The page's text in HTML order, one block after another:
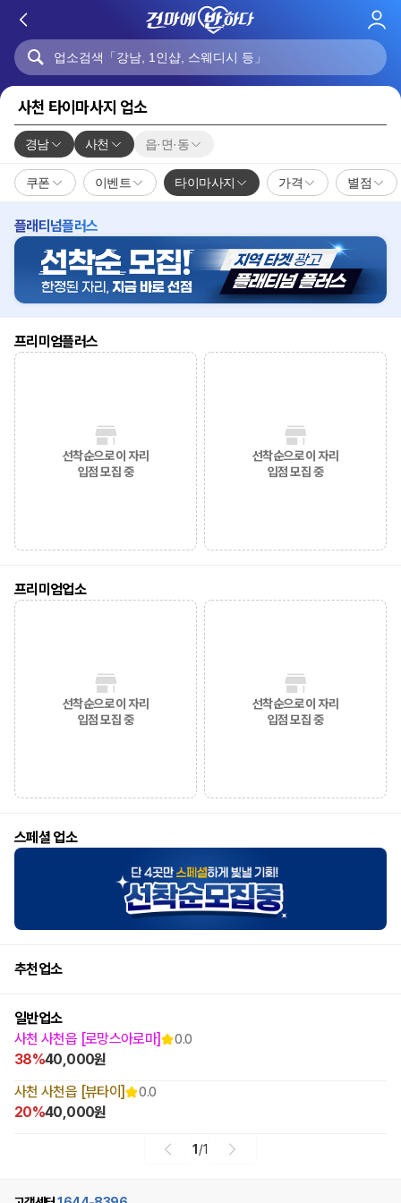
로
사천 타이마사지 업소
경남 사천 읍·면·동
쿠폰 이벤트 타이마사지 가격 별점
플래티넘플러스
프리미엄플러스
선착순으로 이 자리
입점 모집 중
선착순으로 이 자리
입점 모집 중
프리미엄업소
선착순으로 이 자리
입점 모집 중
선착순으로 이 자리
입점 모집 중
스페셜 업소
추천업소
일반업소
사천 사천읍 [로망스아로마]
0.0
38%40,000원
사천 사천읍 [뷰타이]
0.0
20%40,000원
1 /1